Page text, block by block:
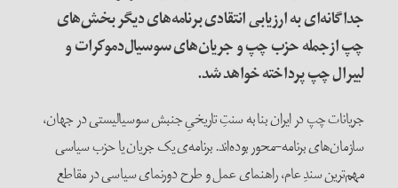
جداگانه‌ای به ارزیابی انتقادی برنامه‌های دیگر بخش‌های
چپ ازجمله حزب چپ و جریان‌های سوسیال‌دموکرات و
لیبرال چپ پرداخته خواهد شد.
جریانات چپ در ایران بنا به سنتِ تاریخیِ جنبش سوسیالیستی در جهان،
سازمان‌های برنامه-محور بوده‌اند. برنامه‌ی یک جریان یا حزب سیاسی
مهم‌ترین سندِ عام، راهنمای عمل و طرح دورنمای سیاسی در مقاطع